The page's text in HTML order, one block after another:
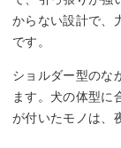
からない設計で、
です。
ショルダー型のな
ます。犬の体型に
が付いたモノは、